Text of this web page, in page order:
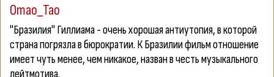
Omao_Tao
"Бразилия" Гиллиама - очень хорошая антиутопия, в которой
страна погрязла в бюрократии. К Бразилии фильм отношение
имеет чуть менее, чем никакое, назван в честь музыкального
лейтмотива.